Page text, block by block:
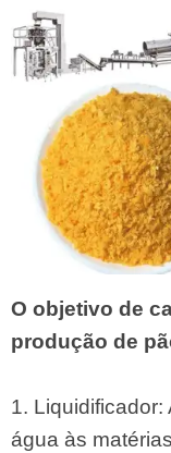
O objetivo de
produção de
1.
água às